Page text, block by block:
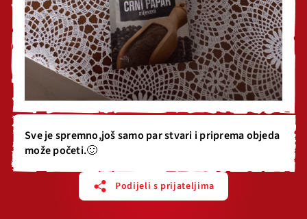
Sve je spremno,još samo par stvari i priprema objeda
može početi.🙂
Podijeli s prijateljima